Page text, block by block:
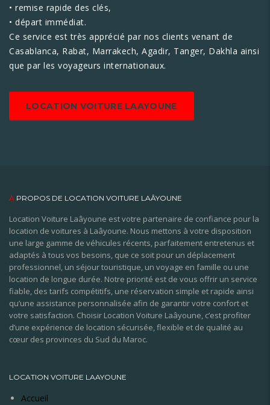
• remise rapide des clés,
• départ immédiat.
Ce service est très apprécié par nos clients venant de
Casablanca, Rabat, Marrakech, Agadir, Tanger, Dakhla ainsi
que par les voyageurs internationaux.
LOCATION VOITURE LAAYOUNE
À PROPOS DE LOCATION VOITURE LAÂYOUNE
Location Voiture Laâyoune est votre partenaire de confiance pour la
location de voitures à Laâyoune. Nous mettons à votre disposition
une large gamme de véhicules récents, parfaitement entretenus et
adaptés à tous vos besoins, que ce soit pour un déplacement
professionnel, un séjour touristique, un voyage en famille ou une
location de longue durée. Notre priorité est de vous offrir un service
fiable, des tarifs compétitifs, une réservation simple et rapide ainsi
qu’une assistance personnalisée afin de garantir votre confort et
votre satisfaction. Choisir Location Voiture Laâyoune, c’est profiter
d’une expérience de location sécurisée, flexible et de qualité au
cœur des provinces du Sud du Maroc.
LOCATION VOITURE LAAYOUNE
Accueil